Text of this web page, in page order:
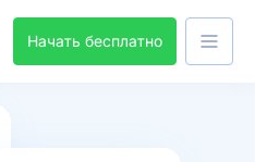
Начать бесплатно